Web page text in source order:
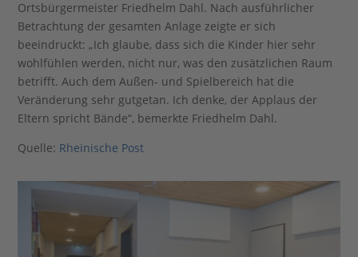
Ortsbürgermeister Friedhelm Dahl. Nach ausführlicher
Betrachtung der gesamten Anlage zeigte er sich
beeindruckt: „Ich glaube, dass sich die Kinder hier sehr
wohlfühlen werden, nicht nur, was den zusätzlichen Raum
betrifft. Auch dem Außen- und Spielbereich hat die
Veränderung sehr gutgetan. Ich denke, der Applaus der
Eltern spricht Bände“, bemerkte Friedhelm Dahl.
Quelle: Rheinische Post